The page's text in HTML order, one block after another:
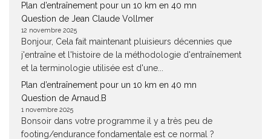
Plan d’entraînement pour un 10 km en 40 mn
Question de Jean Claude Vollmer
12 novembre 2025
Bonjour, Cela fait maintenant pluisieurs décennies que
j'entraîne et l'histoire de la méthodologie d'entraînement
et la terminologie utilisée est d'une...
Plan d’entraînement pour un 10 km en 40 mn
Question de Arnaud.B
1 novembre 2025
Bonsoir dans votre programme il y a très peu de
footing/endurance fondamentale est ce normal ?